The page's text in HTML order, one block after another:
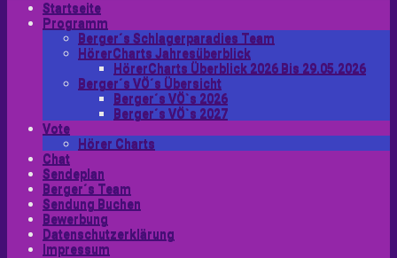
Startseite
Programm
Berger´s Schlagerparadies Team
HörerCharts Jahresüberblick
HörerCharts Überblick 2026 Bis 29.05.2026
Berger´s VÖ´s Übersicht
Berger´s VÖ`s 2026
Berger´s VÖ`s 2027
Vote
Hörer Charts
Chat
Sendeplan
Berger´s Team
Sendung Buchen
Bewerbung
Datenschutzerklärung
Impressum